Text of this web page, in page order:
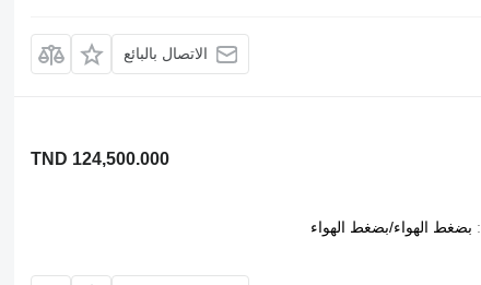
الاتصال بالبائع
TND 124,500.000
بضغط الهواء/بضغط الهواء